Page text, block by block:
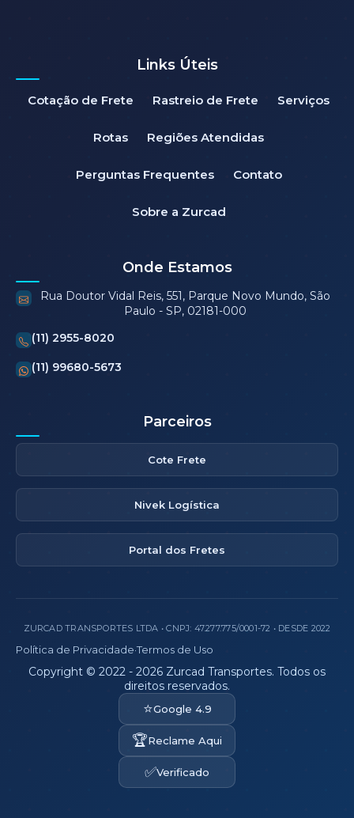
Links Úteis
Cotação de Frete Rastreio de Frete Serviços
Rotas Regiões Atendidas
Perguntas Frequentes Contato
Sobre a Zurcad
Onde Estamos
Rua Doutor Vidal Reis, 551, Parque Novo Mundo, São
Paulo - SP, 02181-000
(11) 2955-8020
(11) 99680-5673
Parceiros
Cote Frete
Nivek Logística
Portal dos Fretes
ZURCAD TRANSPORTES LTDA • CNPJ: 47.277.775/0001-72 • DESDE 2022
Política de Privacidade·Termos de Uso
Copyright © 2022 - 2026 Zurcad Transportes. Todos os
direitos reservados.
⭐Google 4.9
🏆Reclame Aqui
✅Verificado